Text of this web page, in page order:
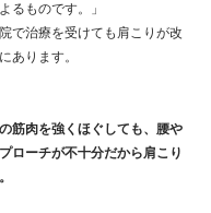
るものです。」
で治療を受けても肩こりが改
あります。
筋肉を強くほぐしても、腰や
ローチが不十分だから肩こり